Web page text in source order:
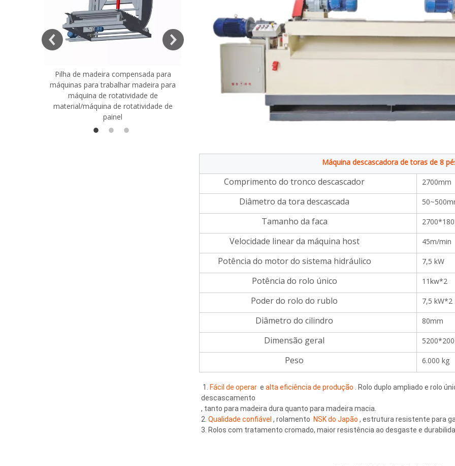
Pilha de madeira compensada para
máquinas para trabalhar madeira para
máquina de rotatividade de
material/máquina de rotatividade de
painel
Máquina espalhadora de cola para
madeira compensada, rolos de placa de
qualidade muito dura e inquebrável,
1400/2720mm, fornecida com 2000kg
Máquina para fazer madeira
compensada Máquina de mesa
elevatória
Máquina descascadora de toras de 8
Comprimento do tronco descascador 2700mm
Diâmetro da tora descascada
Tamanho da faca
Velocidade linear da máquina host 45m/min
Potência do motor do sistema hidráulico 7,5 kW
Potência do rolo único 11kw*2
Poder do rolo do rublo 7,5 kW*2
Diâmetro do cilindro 80mm
Dimensão geral
Peso 6.000 kg
1. Fácil de operar e alta eficiência de produção
. Rolo duplo ampliado e rolo
descascamento
, tanto para madeira dura quanto para madeira macia.
2. Qualidade confiável , rolamento NSK do Japão , estrutura resistente para
3. Rolos com tratamento cromado, maior resistência ao desgaste e